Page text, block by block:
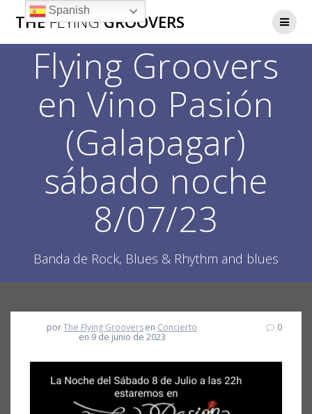
al
THEFLYINGGROOVERS
Flying Groovers
en Vino Pasión
(Galapagar)
sábado noche
8/07/23
Banda de Rock, Blues & Rhythm and blues
porThe Flying Grooversen Concierto
en 9 de junio de 2023
0
Spanish